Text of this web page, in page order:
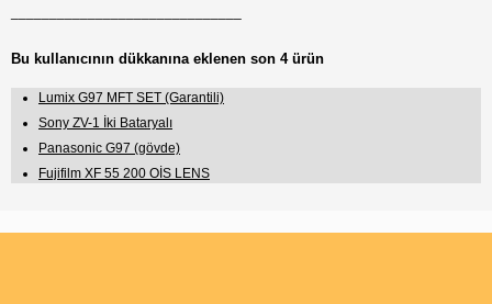
Bu kullanıcının dükkanına eklenen son 4 ürün
Lumix G97 MFT SET (Garantili)
Sony ZV-1 İki Bataryalı
Panasonic G97 (gövde)
Fujifilm XF 55 200 OİS LENS